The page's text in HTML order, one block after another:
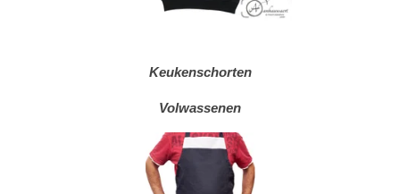
Keukenschorten
Volwassenen